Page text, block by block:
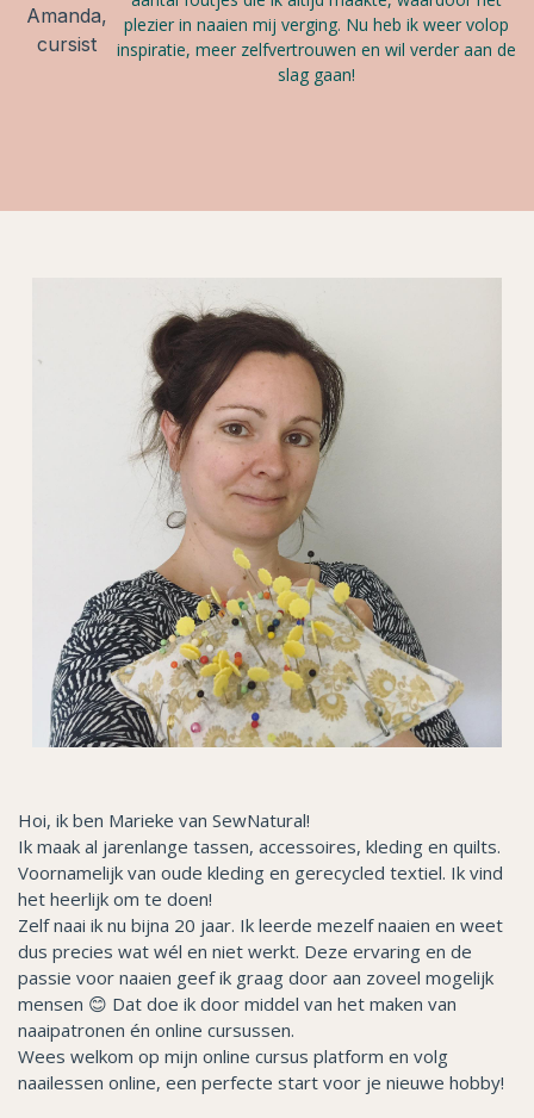
Amanda,
cursist
plezier in naaien mij verging. Nu heb ik weer volop
inspiratie, meer zelfvertrouwen en wil verder aan de
slag gaan!
Hoi, ik ben Marieke van SewNatural!
Ik maak al jarenlange tassen, accessoires, kleding en quilts.
Voornamelijk van oude kleding en gerecycled textiel. Ik vind
het heerlijk om te doen!
Zelf naai ik nu bijna 20 jaar. Ik leerde mezelf naaien en weet
dus precies wat wél en niet werkt. Deze ervaring en de
passie voor naaien geef ik graag door aan zoveel mogelijk
mensen 😊 Dat doe ik door middel van het maken van
naaipatronen én online cursussen.
Wees welkom op mijn online cursus platform en volg
naailessen online, een perfecte start voor je nieuwe hobby!